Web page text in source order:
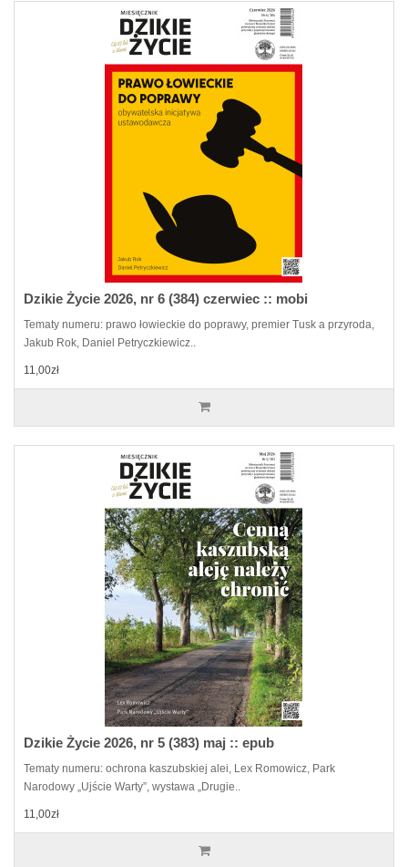
Dzikie Życie 2026, nr 6 (384) czerwiec :: mobi
Tematy numeru: prawo łowieckie do poprawy, premier Tusk a przyroda,
Jakub Rok, Daniel Petryczkiewicz..
11,00zł
Dzikie Życie 2026, nr 5 (383) maj :: epub
Tematy numeru: ochrona kaszubskiej alei, Lex Romowicz, Park
Narodowy „Ujście Warty”, wystawa „Drugie..
11,00zł